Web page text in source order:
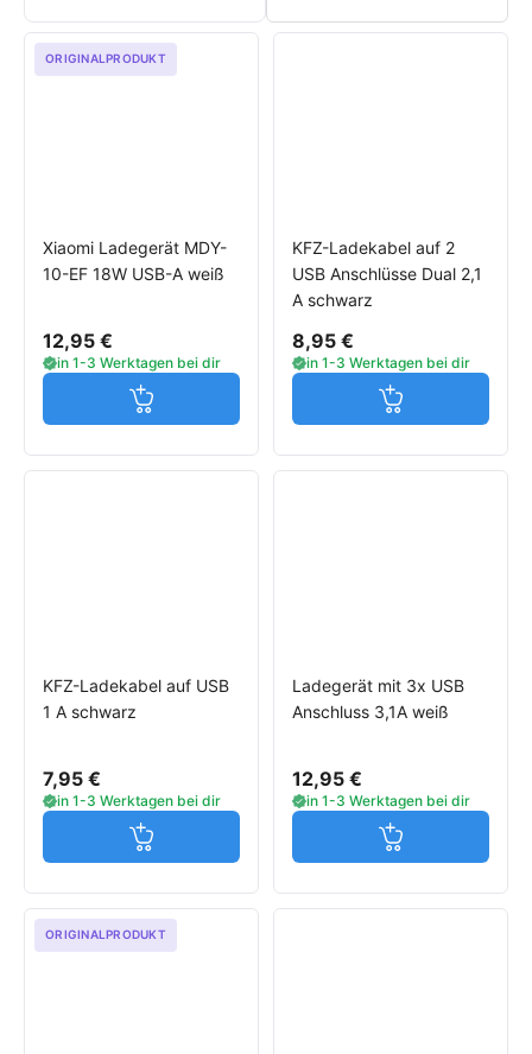
ORIGINALPRODUKT
Xiaomi Ladegerät MDY-
10-EF 18W USB-A weiß
12,95 €
in 1-3 Werktagen bei dir
Jetzt in den Warenkorb
KFZ-Ladekabel auf 2
USB Anschlüsse Dual 2,1
A schwarz
8,95 €
in 1-3 Werktagen bei dir
Jetzt in den
KFZ-Ladekabel auf USB
1 A schwarz
7,95 €
in 1-3 Werktagen bei dir
Jetzt in den Warenkorb
Ladegerät mit 3x USB
Anschluss 3,1A weiß
12,95 €
in 1-3 Werktagen bei dir
Jetzt in den
ORIGINALPRODUKT